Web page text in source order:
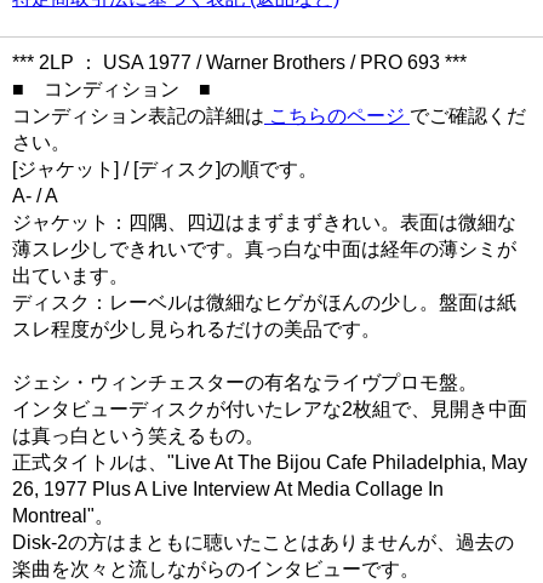
*** 2LP ： USA 1977 / Warner Brothers / PRO 693 ***
■ コンディション ■
コンディション表記の詳細は こちらのページ でご確認くだ
さい。
[ジャケット] / [ディスク]の順です。
A- / A
ジャケット：四隅、四辺はまずまずきれい。表面は微細な
薄スレ少しできれいです。真っ白な中面は経年の薄シミが
出ています。
ディスク：レーベルは微細なヒゲがほんの少し。盤面は紙
スレ程度が少し見られるだけの美品です。
ジェシ・ウィンチェスターの有名なライヴプロモ盤。
インタビューディスクが付いたレアな2枚組で、見開き中面
は真っ白という笑えるもの。
正式タイトルは、"Live At The Bijou Cafe Philadelphia, May
26, 1977 Plus A Live Interview At Media Collage In
Montreal"。
Disk-2の方はまともに聴いたことはありませんが、過去の
楽曲を次々と流しながらのインタビューです。